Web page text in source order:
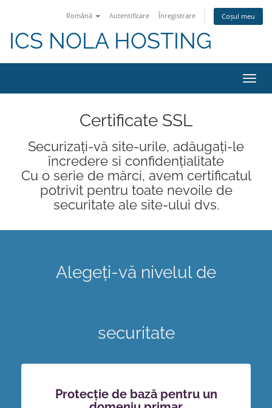
Română Autentificare Înregistrare Coșul meu
ICS NOLA HOSTING
Certificate SSL
Securizați-vă site-urile, adăugați-le
încredere si confidențialitate
Cu o serie de mărci, avem certificatul
potrivit pentru toate nevoile de
securitate ale site-ului dvs.
Alegeți-vă nivelul de
securitate
Protecție de bază pentru un